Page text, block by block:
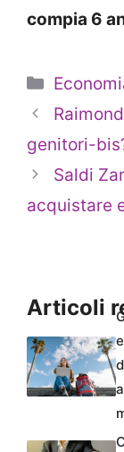
compia 6
genitori-
Saldi
acquistare
Articoli